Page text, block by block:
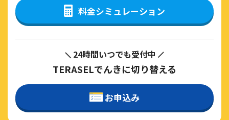
料金シミュレーション
24時間いつでも受付中
TERASELでんきに切り替える
お申込み